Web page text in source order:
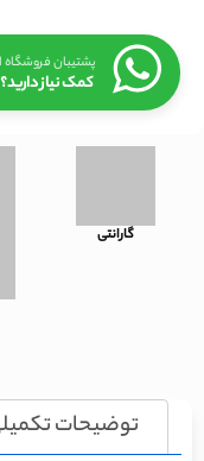
پشتیبان فروشگاه
کمک نیاز
گارانتی
توضیحات